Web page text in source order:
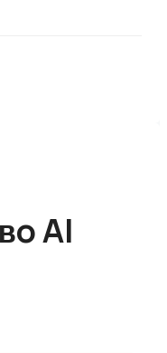
Al